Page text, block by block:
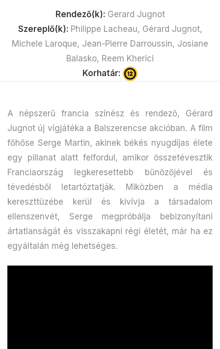
Rendező(k): Gerard Jugnot
Szereplő(k): Philippe Lacheau, Gérard Jugnot,
Michele Laroque, Jean-Pierre Darroussin, Josiane
Balasko, Reem Kherici
Korhatár:
A népszerű francia színész és rendező, Gérard
Jugnot új vígjátéka a Balszerencse akcióban. A film
főhőse Serge Martin, akinek békés nyugdíjas élete
egy pillanat alatt felfordul, amikor összetévesztik
Franciaország legkeresettebb bűnözőjével és
tévedésből letartóztatják. Miközben a média
kereszttüzébe kerül és kivívja a társadalom
ellenszenvét, Serge megpróbálja bebizonyítani
ártatlanságát és visszakapni régi életét, már ha ez
egyáltalán még lehetséges.